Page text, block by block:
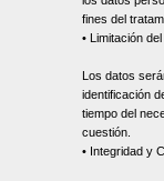
fines del
• Limitación
Los datos
identificación
tiempo del
cuestión.
• Integridad y